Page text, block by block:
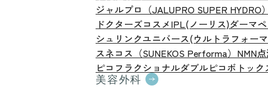
ジャルプロ（JALUPRO SUPER HYDRO）
ドクターズコスメIPL(ノーリス)ダーマ
シュリンクユニバース(ウルトラフォー
スネコス（SUNEKOS Performa） NMN
ピコフラクショナルダブルピコボトック
美容外科